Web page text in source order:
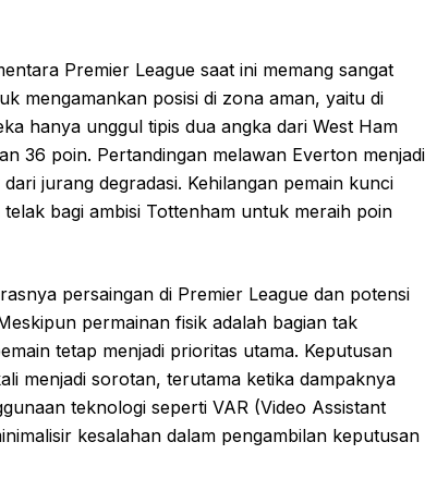
Premier League saat ini memang sangat
mengamankan posisi di zona aman, yaitu di
hanya unggul tipis dua angka dari West Ham
36 poin. Pertandingan melawan Everton menjadi
jurang degradasi. Kehilangan pemain kunci
bagi ambisi Tottenham untuk meraih poin
persaingan di Premier League dan potensi
permainan fisik adalah bagian tak
tetap menjadi prioritas utama. Keputusan
menjadi sorotan, terutama ketika dampaknya
teknologi seperti VAR (Video Assistant
kesalahan dalam pengambilan keputusan